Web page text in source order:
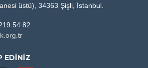
üstü), 34363 Şişli, İstanbul.
54 82
EDİNİZ